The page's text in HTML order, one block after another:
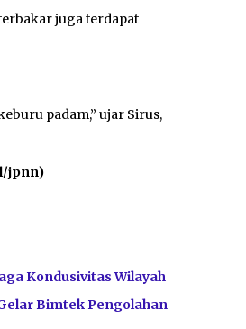
juga terdapat
padam,” ujar Sirus,
jpnn)
Kondusivitas Wilayah
Bimtek Pengolahan